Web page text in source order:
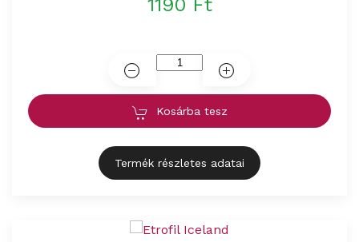
1190 Ft
Kosárba tesz
Termék részletes adatai